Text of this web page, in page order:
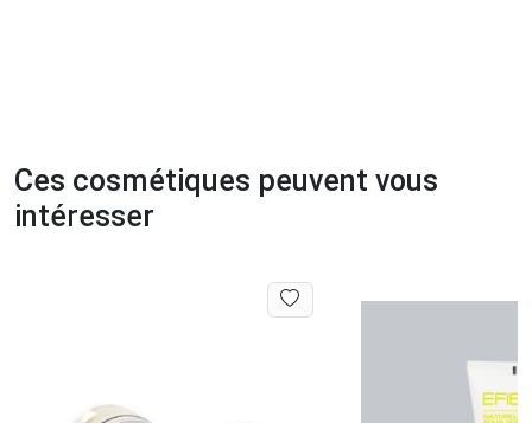
Ces cosmétiques peuvent vous
intéresser